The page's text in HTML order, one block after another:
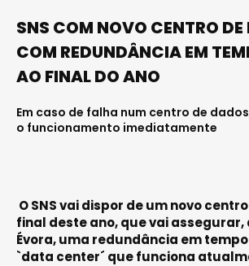
SNS COM NOVO CENTRO
COM REDUNDÂNCIA EM
AO FINAL DO ANO
Em caso de falha num centro de
o funcionamento imediatamente
O SNS vai dispor de um novo
final deste ano, que vai assegurar,
Évora, uma redundância em
`data center´ que funciona